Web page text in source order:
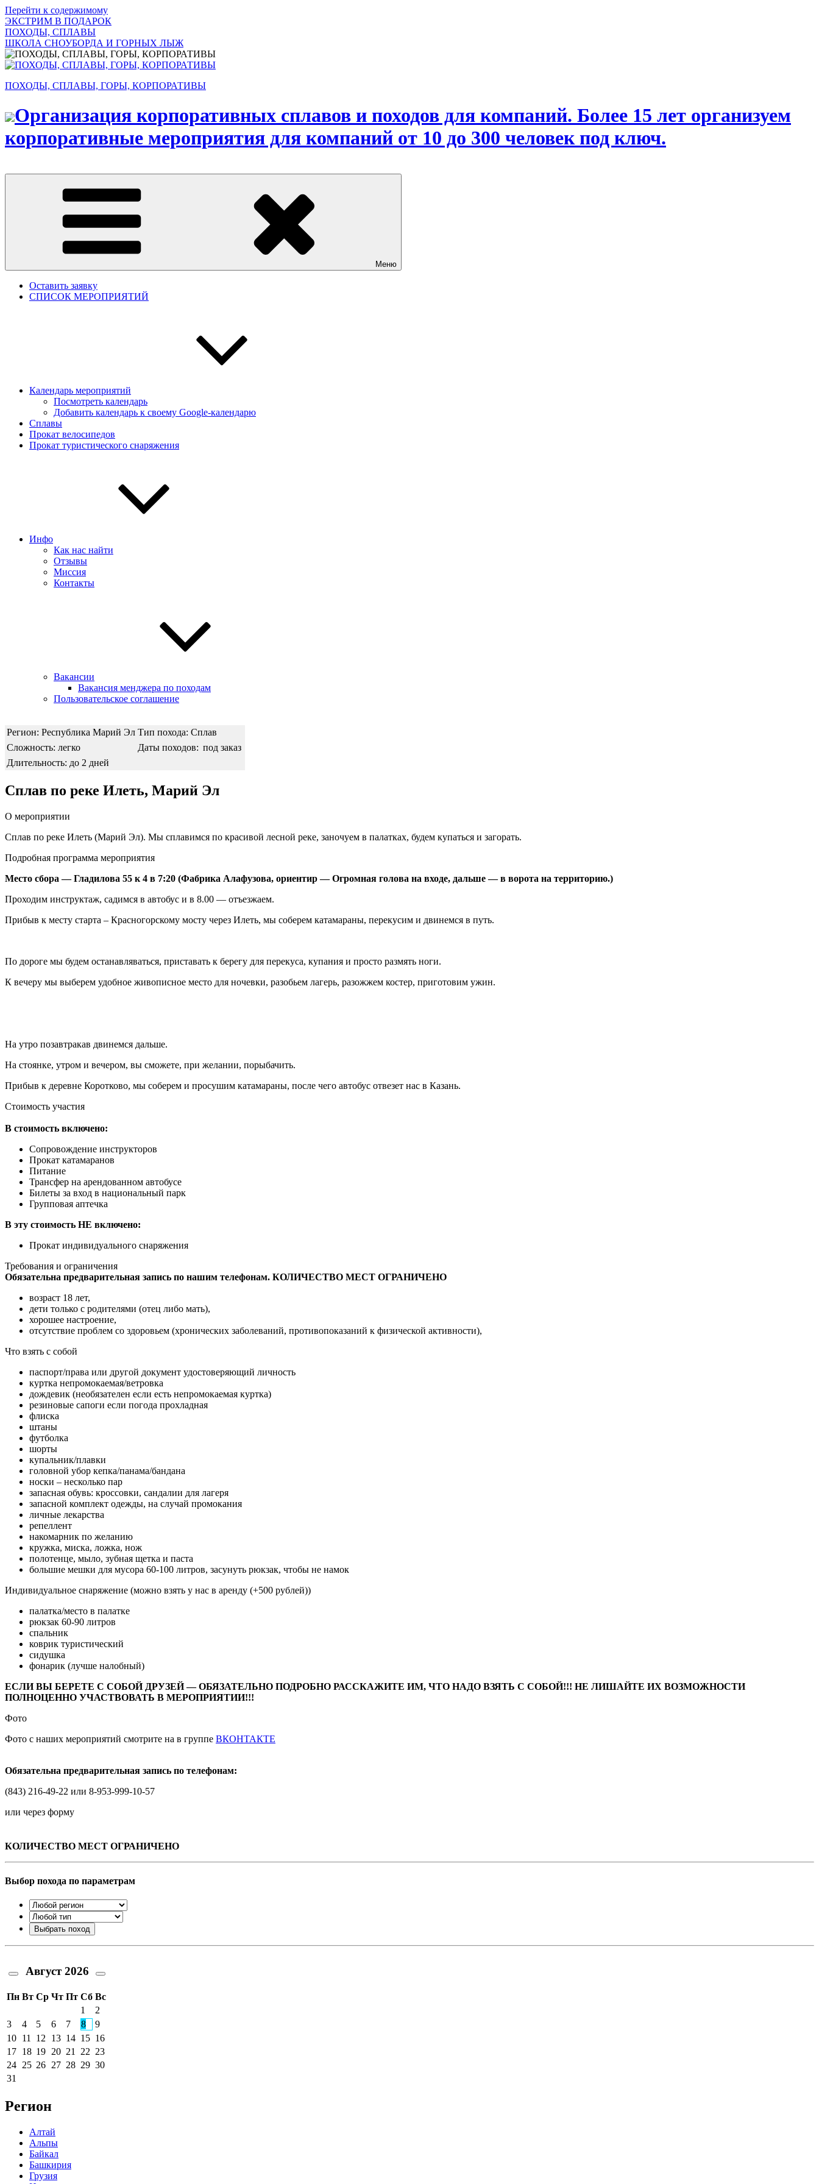
Перейти к содержимому
ЭКСТРИМ В ПОДАРОК
ПОХОДЫ, СПЛАВЫ
ШКОЛА СНОУБОРДА И ГОРНЫХ ЛЫЖ
ПОХОДЫ, СПЛАВЫ, ГОРЫ, КОРПОРАТИВЫ
Организация корпоративных сплавов и походов для компаний. Более 15 лет организуем
корпоративные мероприятия для компаний от 10 до 300 человек под ключ.
Меню
Оставить заявку
СПИСОК МЕРОПРИЯТИЙ
Календарь мероприятий
Посмотреть календарь
Добавить календарь к своему Google-календарю
Сплавы
Прокат велосипедов
Прокат туристического снаряжения
Инфо
Как нас найти
Отзывы
Миссия
Контакты
Вакансии
Вакансия менджера по походам
Пользовательское соглашение
Регион: Республика Марий Эл Тип похода: Сплав
Сложность: легко
Даты походов: под заказ
Длительность: до 2 дней
Сплав по реке Илеть, Марий Эл
О мероприятии
Сплав по реке Илеть (Марий Эл). Мы сплавимся по красивой лесной реке, заночуем в палатках, будем купаться и загорать.
Подробная программа мероприятия
Место сбора — Гладилова 55 к 4 в 7:20 (Фабрика Алафузова, ориентир — Огромная голова на входе, дальше — в ворота на территорию.)
Проходим инструктаж, садимся в автобус и в 8.00 — отъезжаем.
Прибыв к месту старта – Красногорскому мосту через Илеть, мы соберем катамараны, перекусим и двинемся в путь.
По дороге мы будем останавляваться, приставать к берегу для перекуса, купания и просто размять ноги.
К вечеру мы выберем удобное живописное место для ночевки, разобьем лагерь, разожжем костер, приготовим ужин.
На утро позавтракав двинемся дальше.
На стоянке, утром и вечером, вы сможете, при желании, порыбачить.
Прибыв к деревне Коротково, мы соберем и просушим катамараны, после чего автобус отвезет нас в Казань.
Стоимость участия
В стоимость включено:
Сопровождение инструкторов
Прокат катамаранов
Питание
Трансфер на арендованном автобусе
Билеты за вход в национальный парк
Групповая аптечка
В эту стоимость НЕ включено:
Прокат индивидуального снаряжения
Требования и ограничения
Обязательна предварительная запись по нашим телефонам. КОЛИЧЕСТВО МЕСТ ОГРАНИЧЕНО
возраст 18 лет,
дети только с родителями (отец либо мать),
хорошее настроение,
отсутствие проблем со здоровьем (хронических заболеваний, противопоказаний к физической активности),
Что взять с собой
паспорт/права или другой документ удостоверяющий личность
куртка непромокаемая/ветровка
дождевик (необязателен если есть непромокаемая куртка)
резиновые сапоги если погода прохладная
флиска
штаны
футболка
шорты
купальник/плавки
головной убор кепка/панама/бандана
носки – несколько пар
запасная обувь: кроссовки, сандалии для лагеря
запасной комплект одежды, на случай промокания
личные лекарства
репеллент
накомарник по желанию
кружка, миска, ложка, нож
полотенце, мыло, зубная щетка и паста
большие мешки для мусора 60-100 литров, засунуть рюкзак, чтобы не намок
Индивидуальное снаряжение (можно взять у нас в аренду (+500 рублей))
палатка/место в палатке
рюкзак 60-90 литров
спальник
коврик туристический
сидушка
фонарик (лучше налобный)
ЕСЛИ ВЫ БЕРЕТЕ С СОБОЙ ДРУЗЕЙ — ОБЯЗАТЕЛЬНО ПОДРОБНО РАССКАЖИТЕ ИМ, ЧТО НАДО ВЗЯТЬ С СОБОЙ!!! НЕ ЛИШАЙТЕ ИХ ВОЗМОЖНОСТИ
ПОЛНОЦЕННО УЧАСТВОВАТЬ В МЕРОПРИЯТИИ!!!
Фото
Фото с наших мероприятий смотрите на в группе ВКОНТАКТЕ
Обязательна предварительная запись по телефонам:
(843) 216-49-22 или 8-953-999-10-57
или через форму
КОЛИЧЕСТВО МЕСТ ОГРАНИЧЕНО
Выбор похода по параметрам
Август 2026
Пн Вт Ср Чт Пт Сб Вс
1
2
3
4 5 6 7 8
9
10 11 12 13 14 15 16
17 18 19 20 21 22 23
24 25 26 27 28 29 30
31
Регион
Алтай
Альпы
Байкал
Башкирия
Грузия